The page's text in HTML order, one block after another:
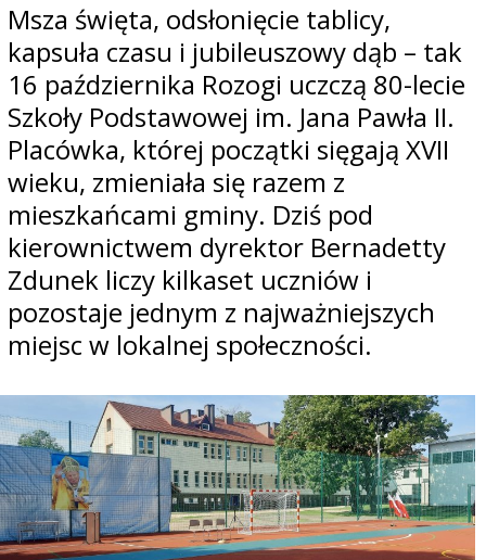
Msza święta, odsłonięcie tablicy,
kapsuła czasu i jubileuszowy dąb – tak
16 października Rozogi uczczą 80-lecie
Szkoły Podstawowej im. Jana Pawła II.
Placówka, której początki sięgają XVII
wieku, zmieniała się razem z
mieszkańcami gminy. Dziś pod
kierownictwem dyrektor Bernadetty
Zdunek liczy kilkaset uczniów i
pozostaje jednym z najważniejszych
miejsc w lokalnej społeczności.